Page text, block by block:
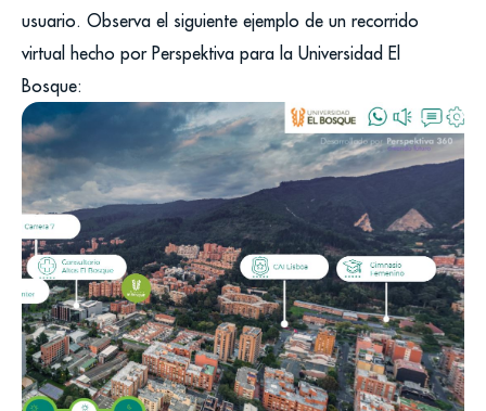
usuario. Observa el siguiente ejemplo de un recorrido
virtual hecho por Perspektiva para la Universidad El
Bosque: